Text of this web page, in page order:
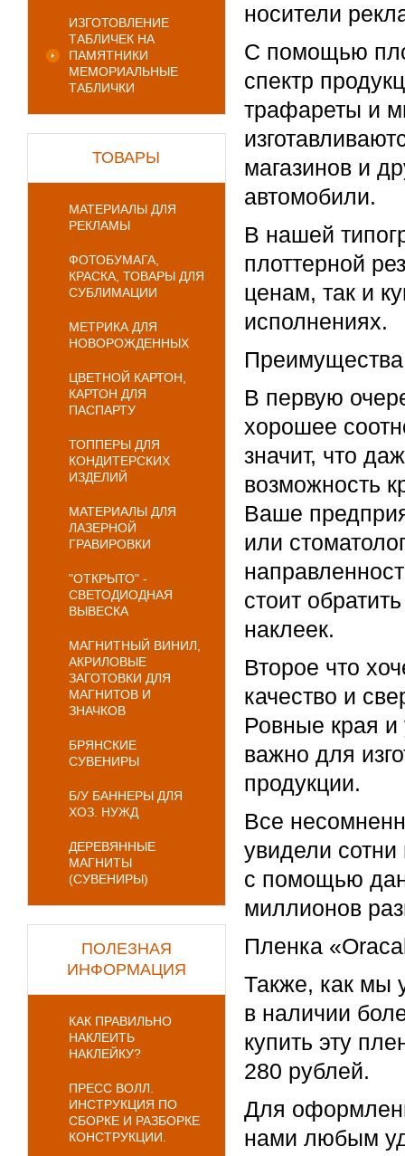
ИЗГОТОВЛЕНИЕ
ТАБЛИЧЕК НА
ПАМЯТНИКИ
МЕМОРИАЛЬНЫЕ
ТАБЛИЧКИ
ТОВАРЫ
МАТЕРИАЛЫ ДЛЯ
РЕКЛАМЫ
ФОТОБУМАГА,
КРАСКА, ТОВАРЫ ДЛЯ
СУБЛИМАЦИИ
МЕТРИКА ДЛЯ
НОВОРОЖДЕННЫХ
ЦВЕТНОЙ КАРТОН,
КАРТОН ДЛЯ
ПАСПАРТУ
ТОППЕРЫ ДЛЯ
КОНДИТЕРСКИХ
ИЗДЕЛИЙ
МАТЕРИАЛЫ ДЛЯ
ЛАЗЕРНОЙ
ГРАВИРОВКИ
"ОТКРЫТО" -
СВЕТОДИОДНАЯ
ВЫВЕСКА
МАГНИТНЫЙ ВИНИЛ,
АКРИЛОВЫЕ
ЗАГОТОВКИ ДЛЯ
МАГНИТОВ И
ЗНАЧКОВ
БРЯНСКИЕ
СУВЕНИРЫ
Б/У БАННЕРЫ ДЛЯ
ХОЗ. НУЖД
ДЕРЕВЯННЫЕ
МАГНИТЫ
(СУВЕНИРЫ)
ПОЛЕЗНАЯ
ИНФОРМАЦИЯ
КАК ПРАВИЛЬНО
НАКЛЕИТЬ
НАКЛЕЙКУ?
ПРЕСС ВОЛЛ.
ИНСТРУКЦИЯ ПО
СБОРКЕ И РАЗБОРКЕ
КОНСТРУКЦИИ.
носители
С помощью
спектр
трафареты и
магазинов и
автомобили.
В нашей
плоттерной
ценам, так и
исполнениях.
Преимущества
В первую
хорошее
значит, что
возможность
Ваше
или
стоит
наклеек.
Второе что
качество и
Ровные края и
важно для
продукции.
Все
увидели
с помощью
миллионов
Пленка
Также, как мы
в наличии
купить эту
280 рублей.
Для
нами любым